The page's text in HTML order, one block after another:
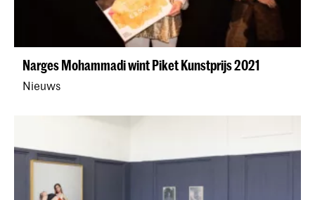
Narges Mohammadi wint Piket Kunstprijs 2021
Nieuws